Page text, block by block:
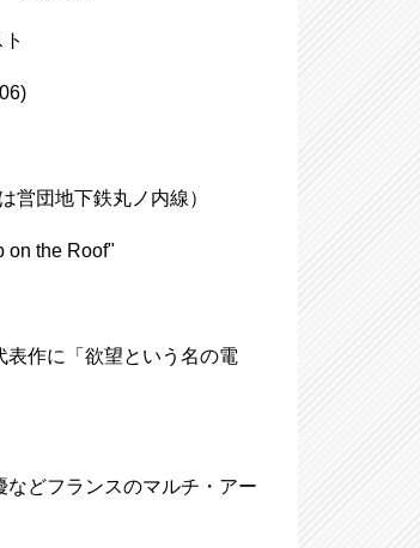
営団地下鉄丸ノ内線）
on the Roof"
表作に「欲望という名の電
などフランスのマルチ・アー